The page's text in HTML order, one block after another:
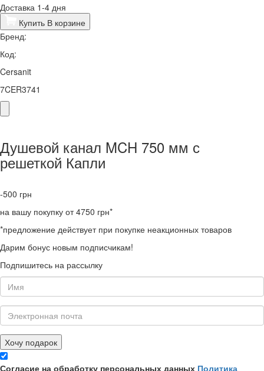
Доставка 1-4 дня
Купить В корзине
Бренд:
Код:
Cersanit
7CER3741
Душевой канал MCH 750 мм с
решеткой Капли
-500 грн
на вашу покупку от 4750 грн*
*предложение действует при покупке неакционных товаров
Дарим бонус новым подписчикам!
Подпишитесь на рассылку
Хочу подарок
Согласие на обработку персональных данных Политика